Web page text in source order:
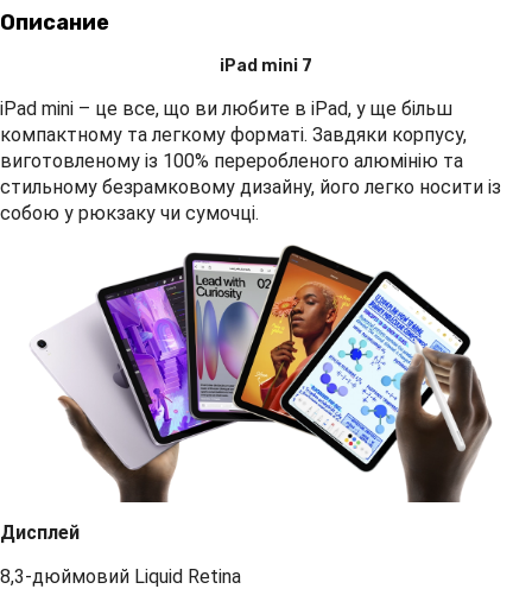
Описание
iPad mini 7
iPad mini – це все, що ви любите в iPad, у ще більш
компактному та легкому форматі. Завдяки корпусу,
виготовленому із 100% переробленого алюмінію та
стильному безрамковому дизайну, його легко носити із
собою у рюкзаку чи сумочці.
Дисплей
8,3-дюймовий Liquid Retina